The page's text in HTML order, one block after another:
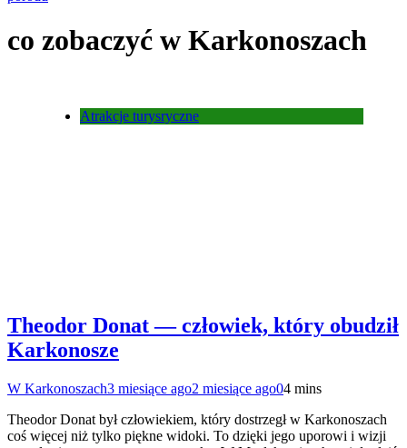
co zobaczyć w Karkonoszach
Atrakcje turysryczne
Theodor Donat — człowiek, który obudził
Karkonosze
W Karkonoszach3 miesiące ago2 miesiące ago04 mins
Theodor Donat był człowiekiem, który dostrzegł w Karkonoszach
coś więcej niż tylko piękne widoki. To dzięki jego uporowi i wizji